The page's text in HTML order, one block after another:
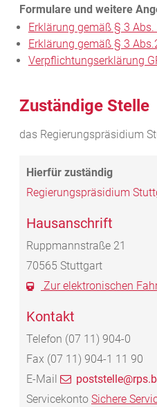
Erklärung gemäß § 3
Erklärung gemäß § 3
Verpflichtungserklärung
Zuständige Stelle
das Regierungspräsidium
Regierungspräsidium
Hausanschrift
Ruppmannstraße 21
70565 Stuttgart
Zur elektronischen
Kontakt
Telefon (07 11) 904-0
Fax (07 11) 904-1 11 90
E-Mail
Servicekonto Sichere